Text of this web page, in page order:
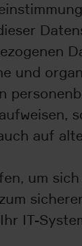
und
auf
um
IT-